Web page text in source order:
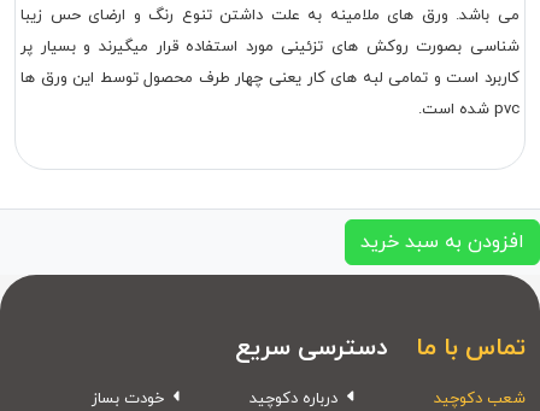
می باشد. ورق های ملامینه به علت داشتن تنوع رنگ و ارضای حس زیبا
شناسی بصورت روکش های تزئینی مورد استفاده قرار میگیرند و بسیار پر
کاربرد است و تمامی لبه های کار یعنی چهار طرف محصول توسط این ورق ها
pvc شده است.
افزودن به سبد خرید
تماس با ما
شعب دکوچید
دسترسی سریع
درباره دکوچید
خودت بساز